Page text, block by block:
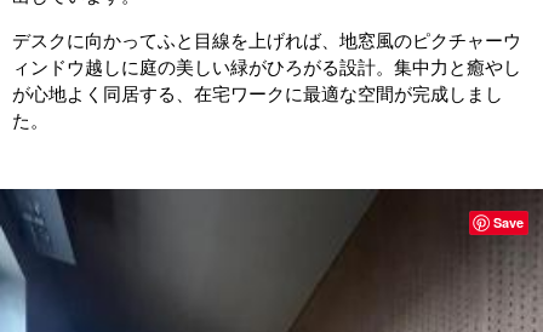
デスクに向かってふと目線を上げれば、地窓風のピクチャーウ
ィンドウ越しに庭の美しい緑がひろがる設計。集中力と癒やし
が心地よく同居する、在宅ワークに最適な空間が完成しまし
た。
Save